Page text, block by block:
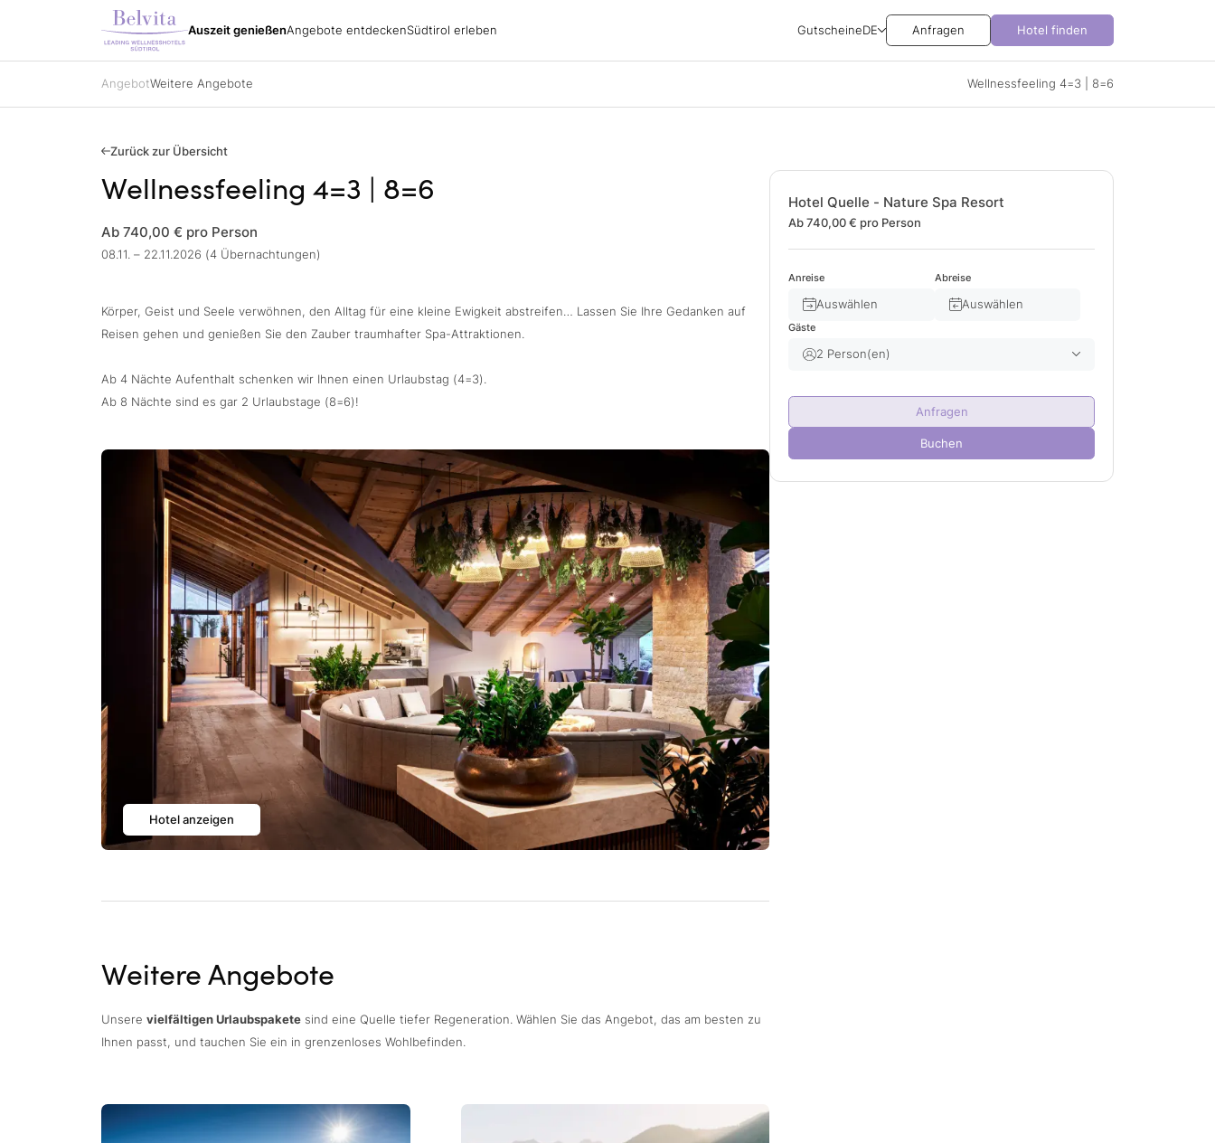
Auszeit genießen
Belvita Spirit
Impressionen
Belvita Spirit
Anreise
Jobs
Angebote entdecken
Alle Hotels
Angebote entdecken Südtirol erleben
Urlaubsgebiete
GutscheineDE Anfragen Hotel finden
AngebotWeitere Angebote Wellnessfeeling 4=3 | 8=6
Zurück zur Übersicht
Wellnessfeeling 4=3 | 8=6
Ab 740,00 € pro Person
08.11. – 22.11.2026 (4 Übernachtungen)
Körper, Geist und Seele verwöhnen, den Alltag für eine kleine Ewigkeit abstreifen… Lassen Sie Ihre Gedanken auf
Reisen gehen und genießen Sie den Zauber traumhafter Spa-Attraktionen.
Ab 4 Nächte Aufenthalt schenken wir Ihnen einen Urlaubstag (4=3).
Ab 8 Nächte sind es gar 2 Urlaubstage (8=6)!
Hotel anzeigen
Weitere Angebote
Unsere vielfältigen Urlaubspakete sind eine Quelle tiefer Regeneration. Wählen Sie das Angebot, das am besten zu
Ihnen passt, und tauchen Sie ein in grenzenloses Wohlbefinden.
Hotel Quelle - Nature Spa Resort
Ab 740,00 € pro Person
Anreise
Auswählen
Abreise
Auswählen
Gäste
2 Person(en)
Kind(er) 0
Anfragen
Buchen